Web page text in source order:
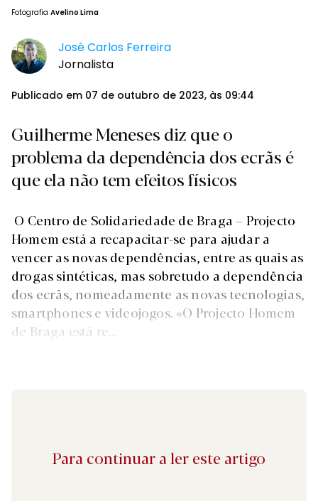
Fotografia Avelino Lima
José Carlos Ferreira
Jornalista
Publicado em 07 de outubro de 2023, às 09:44
Guilherme Meneses diz que o
problema da dependência dos ecrãs é
que ela não tem efeitos físicos
O Centro de Solidariedade de Braga – Projecto
Homem está a recapacitar-se para ajudar a
vencer as novas dependências, entre as quais as
drogas sintéticas, mas sobretudo a dependência
dos ecrãs, nomeadamente as novas tecnologias,
smartphones e videojogos. «O Projecto Homem
de Braga está re...
Para continuar a ler este artigo